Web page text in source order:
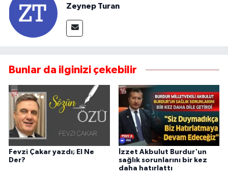
Zeynep Turan
Bunlar da ilginizi çekebilir
Fevzi Çakar yazdı; El Ne
Der?
İzzet Akbulut Burdur'un
sağlık sorunlarını bir kez
daha hatırlattı